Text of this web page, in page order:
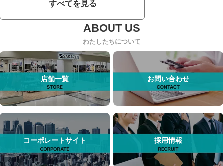
すべてを見る
わたしたちについて
店舗一覧 お問い合わせ
コーポレートサイト 採用情報